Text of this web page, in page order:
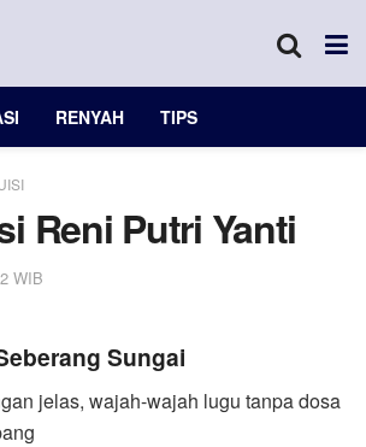
RENYAH TIPS
Reni Putri Yanti
WIB
Sungai
jelas, wajah-wajah lugu tanpa dosa